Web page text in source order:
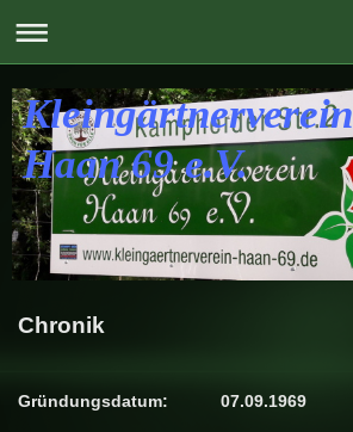
Kleingärtnerverein
Haan 69 e.V.
Chronik
Gründungsdatum: 07.09.1969